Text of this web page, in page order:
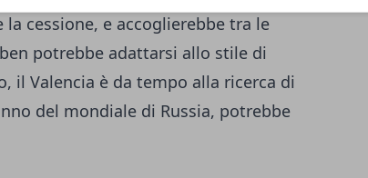
cessione, e accoglierebbe tra le
potrebbe adattarsi allo stile di
il Valencia è da tempo alla ricerca di
del mondiale di Russia, potrebbe